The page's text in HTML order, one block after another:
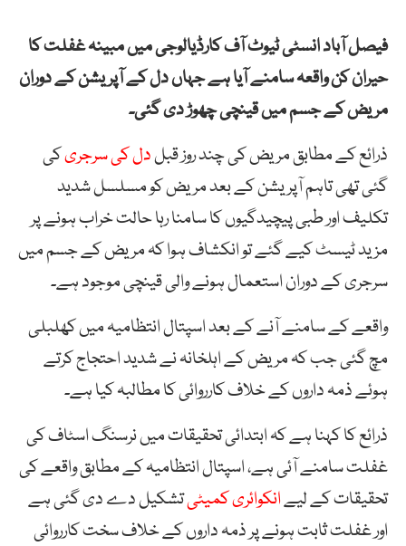
فیصل آباد انسٹی ٹیوٹ آف کارڈیالوجی میں مبینہ غفلت کا
حیران کن واقعہ سامنے آیا ہے جہاں دل کے آپریشن کے دوران
مریض کے جسم میں قینچی چھوڑ دی گئی۔
ذرائع کے مطابق مریض کی چند روز قبلدل کی سرجریکی
گئی تھی تاہم آپریشن کے بعد مریض کو مسلسل شدید
تکلیف اور طبی پیچیدگیوں کا سامنا رہا حالت خراب ہونے پر
مزید ٹیسٹ کیے گئے تو انکشاف ہوا کہ مریض کے جسم میں
سرجری کے دوران استعمال ہونے والی قینچی موجود ہے۔
واقعے کے سامنے آنے کے بعد اسپتال انتظامیہ میں کھلبلی
مچ گئی جب کہ مریض کے اہلخانہ نے شدید احتجاج کرتے
ہوئے ذمہ داروں کے خلاف کارروائی کا مطالبہ کیا ہے۔
ذرائع کا کہنا ہے کہ ابتدائی تحقیقات میں نرسنگ اسٹاف کی
غفلت سامنے آئی ہے، اسپتال انتظامیہ کے مطابق واقعے کی
تحقیقات کے لیےانکوائری کمیٹیتشکیل دے دی گئی ہے
اور غفلت ثابت ہونے پر ذمہ داروں کے خلاف سخت کارروائی